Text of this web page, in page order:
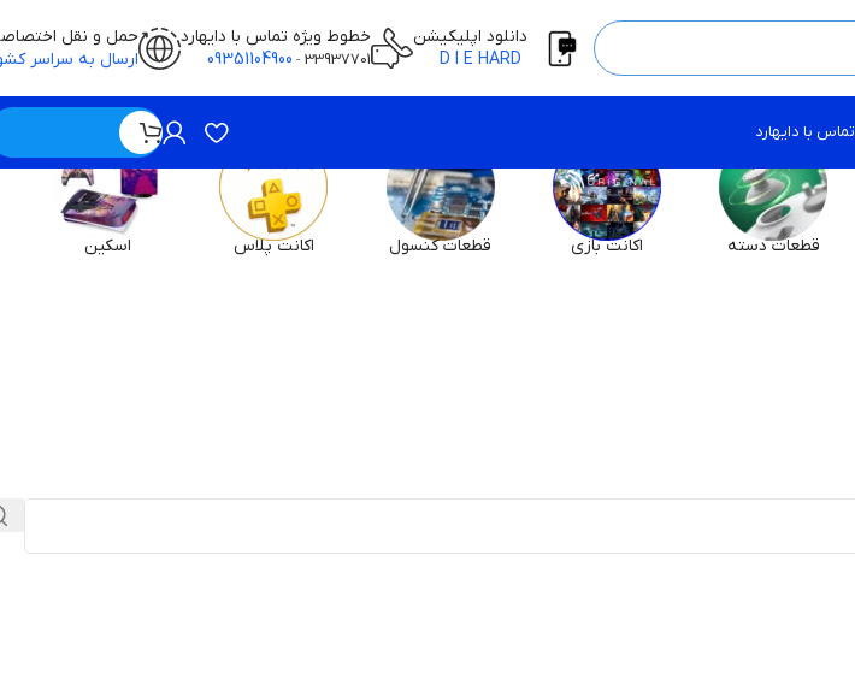
دانلود اپلیکیشن
خطوط ویژه تماس با دایهارد
33937701
-
09351104900
حمل و نقل
ارسال به سراسر
تماس با دایهارد
قطعات دسته اکانت بازی قطعات کنسول اکانت پلاس اسکین